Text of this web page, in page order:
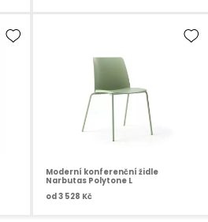
Moderní konferenční židle
Narbutas Polytone L
od 3 528 Kč